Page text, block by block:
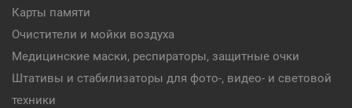
Карты памяти
Очистители и мойки воздуха
Медицинские маски, респираторы, защитные очки
Штативы и стабилизаторы для фото-, видео- и световой
техники